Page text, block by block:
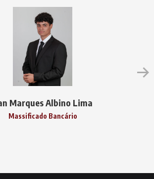
Marques Albino Lima
Massificado Bancário